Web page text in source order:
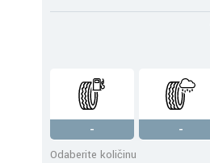
- -
Odaberite količinu